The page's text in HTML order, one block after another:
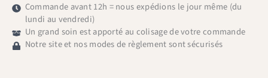
Commande avant 12h = nous expédions le jour même (du
lundi au vendredi)
Un grand soin est apporté au colisage de votre commande
Notre site et nos modes de règlement sont sécurisés